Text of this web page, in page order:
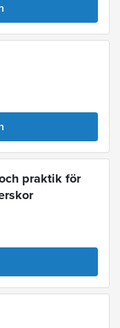
praktik för